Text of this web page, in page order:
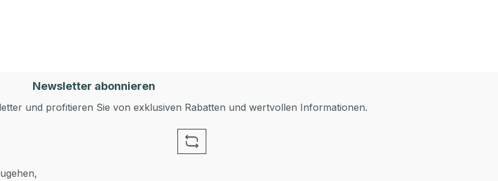
Newsletter abonnieren
und profitieren Sie von exklusiven Rabatten und wertvollen Informationen.